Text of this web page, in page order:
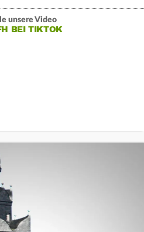
unsere Video
BEI TIKTOK